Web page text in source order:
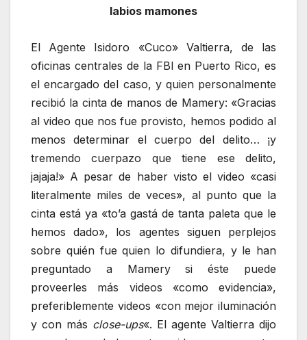
labios mamones
El Agente Isidoro «Cuco» Valtierra, de las
oficinas centrales de la FBI en Puerto Rico, es
el encargado del caso, y quien personalmente
recibió la cinta de manos de Mamery: «Gracias
al video que nos fue provisto, hemos podido al
menos determinar el cuerpo del delito… ¡y
tremendo cuerpazo que tiene ese delito,
jajaja!» A pesar de haber visto el video «casi
literalmente miles de veces», al punto que la
cinta está ya «to’a gastá de tanta paleta que le
hemos dado», los agentes siguen perplejos
sobre quién fue quien lo difundiera, y le han
preguntado a Mamery si éste puede
proveerles más videos «como evidencia»,
preferiblemente videos «con mejor iluminación
y con más close-ups«. El agente Valtierra dijo